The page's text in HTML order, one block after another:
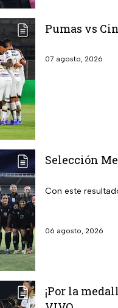
Pumas vs
07 agosto, 2026
Selección
Con este
06 agosto, 2026
¡Por la